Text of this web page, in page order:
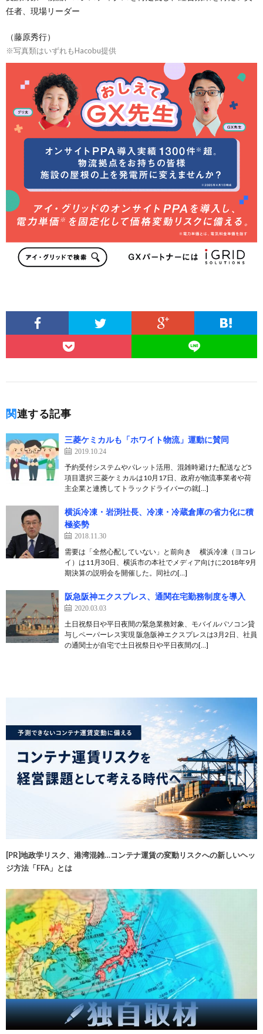
任者、現場リーダー
（藤原秀行）
※写真類はいずれもHacobu提供
関連する記事
三菱ケミカルも「ホワイト物流」運動に賛同
2019.10.24
予約受付システムやパレット活用、混雑時避けた配送など5
項目選択 三菱ケミカルは10月17日、政府が物流事業者や荷
主企業と連携してトラックドライバーの就[…]
横浜冷凍・岩渕社長、冷凍・冷蔵倉庫の省力化に積
極姿勢
2018.11.30
需要は「全然心配していない」と前向き 横浜冷凍（ヨコレ
イ）は11月30日、横浜市の本社でメディア向けに2018年9月
期決算の説明会を開催した。同社の[…]
阪急阪神エクスプレス、通関在宅勤務制度を導入
2020.03.03
土日祝祭日や平日夜間の緊急業務対象、モバイルパソコン貸
与しペーパーレス実現 阪急阪神エクスプレスは3月2日、社員
の通関士が自宅で土日祝祭日や平日夜間の[…]
[PR]地政学リスク、港湾混雑…コンテナ運賃の変動リスクへの新しいヘッ
ジ方法「FFA」とは